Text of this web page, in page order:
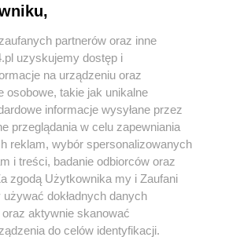
Instagram Youtube
partnerów oraz inne
uzyskujemy dostęp i
na urządzeniu oraz
osobowe, takie jak unikalne
informacje wysyłane przez
przeglądania w celu zapewniania
reklam, wybór spersonalizowanych
i treści, badanie odbiorców oraz
zgodą Użytkownika my i Zaufani
dokładnych danych
aktywnie skanować
do celów identyfikacji.